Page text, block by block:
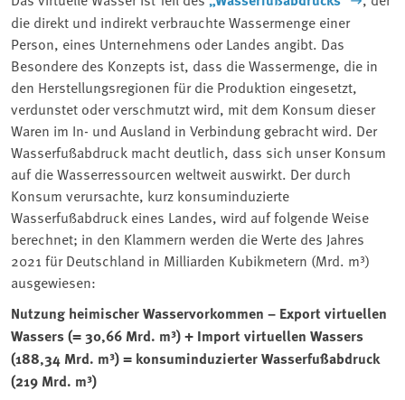
die direkt und indirekt verbrauchte Wassermenge einer
Person, eines Unternehmens oder Landes angibt. Das
Besondere des Konzepts ist, dass die Wassermenge, die in
den Herstellungsregionen für die Produktion eingesetzt,
verdunstet oder verschmutzt wird, mit dem Konsum dieser
Waren im In- und Ausland in Verbindung gebracht wird. Der
Wasserfußabdruck macht deutlich, dass sich unser Konsum
auf die Wasserressourcen weltweit auswirkt. Der durch
Konsum verursachte, kurz konsuminduzierte
Wasserfußabdruck eines Landes, wird auf folgende Weise
berechnet; in den Klammern werden die Werte des Jahres
2021 für Deutschland in Milliarden Kubikmetern (Mrd. m³)
ausgewiesen:
Nutzung heimischer Wasservorkommen – Export virtuellen
Wassers (= 30,66 Mrd. m³) + Import virtuellen Wassers
(188,34 Mrd. m³) = konsuminduzierter Wasserfußabdruck
(219 Mrd. m³)